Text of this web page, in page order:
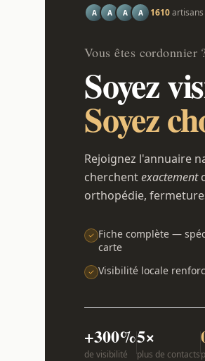
A A A A 1610
Vous êtes cordonnier
Soyez
Soyez
Rejoignez l'annuaire
cherchentexactement
orthopédie,
Fiche complète —
carte
Visibilité locale
+300%
de visibilité
5×
plus de contacts